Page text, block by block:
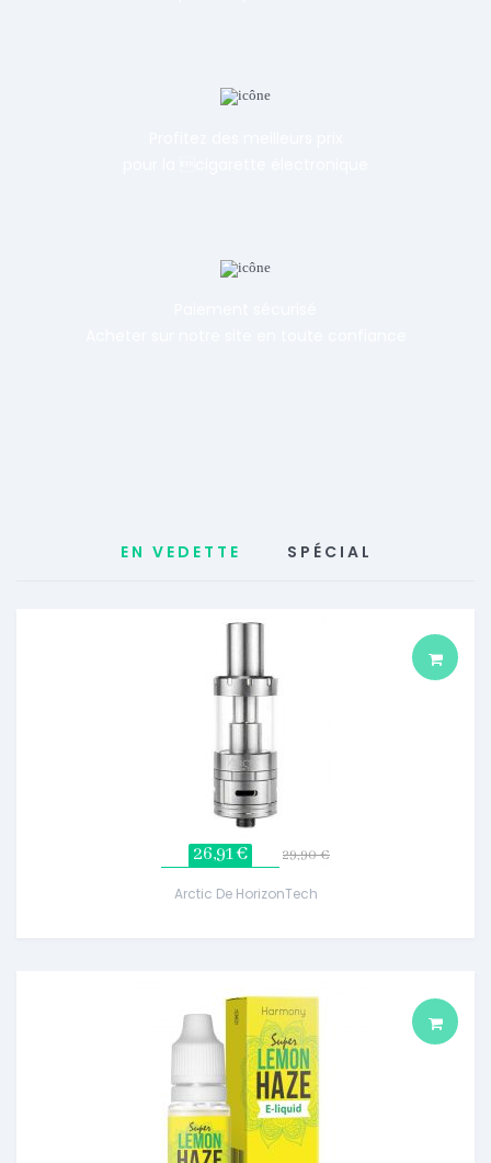
EN VEDETTE SPÉCIAL
26,91 € 29,90 €
Arctic De HorizonTech